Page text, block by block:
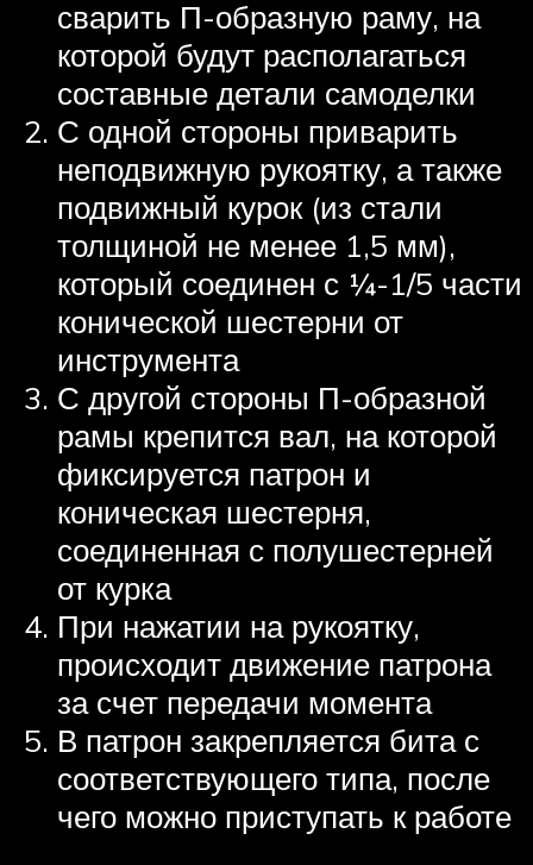
сварить П-образную раму, на
которой будут располагаться
составные детали самоделки
С одной стороны приварить
неподвижную рукоятку, а также
подвижный курок (из стали
толщиной не менее 1,5 мм),
который соединен с ¼-1/5 части
конической шестерни от
инструмента
С другой стороны П-образной
рамы крепится вал, на которой
фиксируется патрон и
коническая шестерня,
соединенная с полушестерней
от курка
При нажатии на рукоятку,
происходит движение патрона
за счет передачи момента
В патрон закрепляется бита с
соответствующего типа, после
чего можно приступать к работе